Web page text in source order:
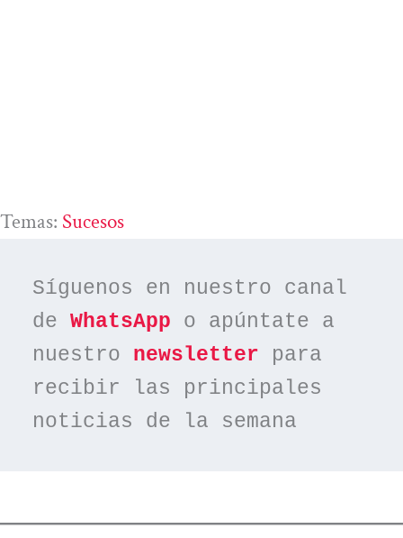
Temas: Sucesos
Síguenos en nuestro canal
de WhatsApp o apúntate a
nuestro newsletter para
recibir las principales
noticias de la semana